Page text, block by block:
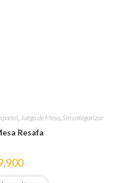
,Juego de Mesa, Sin categorizar
Resafa